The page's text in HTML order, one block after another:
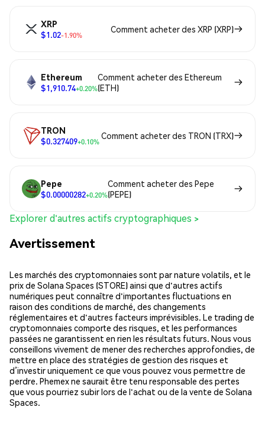
XRP
$1.02-1.90%
Comment acheter des XRP (XRP)
Ethereum
$1,910.74+0.20%
Comment acheter des Ethereum
(ETH)
TRON
$0.327409+0.10%
Comment acheter des TRON (TRX)
Pepe
$0.00000282+0.20%
Comment acheter des Pepe
(PEPE)
Explorer d'autres actifs cryptographiques >
Avertissement
Les marchés des cryptomonnaies sont par nature volatils, et le
prix de Solana Spaces (STORE) ainsi que d'autres actifs
numériques peut connaître d'importantes fluctuations en
raison des conditions de marché, des changements
réglementaires et d'autres facteurs imprévisibles. Le trading de
cryptomonnaies comporte des risques, et les performances
passées ne garantissent en rien les résultats futurs. Nous vous
conseillons vivement de mener des recherches approfondies, de
mettre en place des stratégies de gestion des risques et
d’investir uniquement ce que vous pouvez vous permettre de
perdre. Phemex ne saurait être tenu responsable des pertes
que vous pourriez subir lors de l'achat ou de la vente de Solana
Spaces.